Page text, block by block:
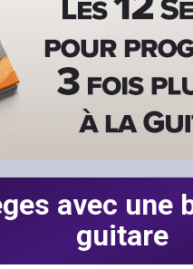
avec une
guitare